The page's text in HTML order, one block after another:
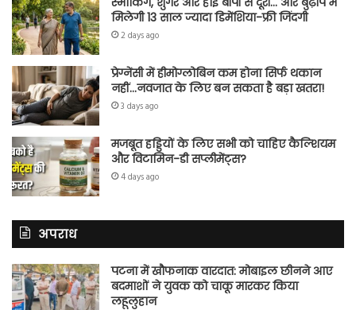
मिलेगी 13 साल ज्यादा डिमेंशिया-फ्री जिंदगी
2 days ago
प्रेग्नेंसी में हीमोग्लोबिन कम होना सिर्फ थकान
नहीं…नवजात के लिए बन सकता है बड़ा खतरा!
3 days ago
मजबूत हड्डियों के लिए सभी को चाहिए कैल्शियम
और विटामिन-डी सप्लीमेंट्स?
4 days ago
अपराध
पटना में खौफनाक वारदात: मोबाइल छीनने आए
बदमाशों ने युवक को चाकू मारकर किया
लहूलुहान